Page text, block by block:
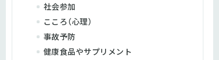
社会参加
こころ（心理）
事故予防
健康食品やサプリメント